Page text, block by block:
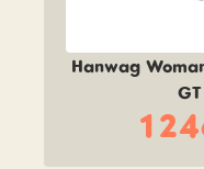
Hanwag
GT